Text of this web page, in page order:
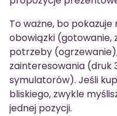
To ważne, bo
obowiązki (gotowanie,
potrzeby
zainteresowania (druk
symulatorów). Jeśli
bliskiego, zwykle
jednej pozycji.